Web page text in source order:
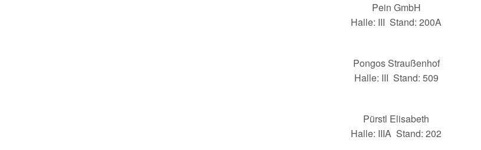
Pein GmbH
Halle: III Stand: 200A
Pongos Straußenhof
Halle: III Stand: 509
Pürstl Elisabeth
Halle: IIIA Stand: 202